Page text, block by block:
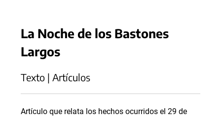
La Noche de los Bastones
Largos
Texto | Artículos
Artículo que relata los hechos ocurridos el 29 de